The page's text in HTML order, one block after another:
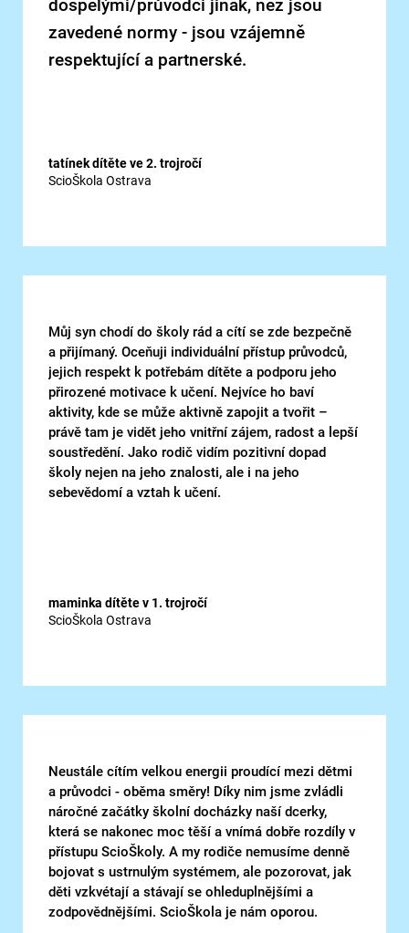
dospělými/průvodci jinak, než jsou
zavedené normy - jsou vzájemně
respektující a partnerské.
tatínek dítěte ve 2. trojročí
ScioŠkola Ostrava
Můj syn chodí do školy rád a cítí se zde bezpečně
a přijímaný. Oceňuji individuální přístup průvodců,
jejich respekt k potřebám dítěte a podporu jeho
přirozené motivace k učení. Nejvíce ho baví
aktivity, kde se může aktivně zapojit a tvořit –
právě tam je vidět jeho vnitřní zájem, radost a lepší
soustředění. Jako rodič vidím pozitivní dopad
školy nejen na jeho znalosti, ale i na jeho
sebevědomí a vztah k učení.
maminka dítěte v 1. trojročí
ScioŠkola Ostrava
Neustále cítím velkou energii proudící mezi dětmi
a průvodci - oběma směry! Díky nim jsme zvládli
náročné začátky školní docházky naší dcerky,
která se nakonec moc těší a vnímá dobře rozdíly v
přístupu ScioŠkoly. A my rodiče nemusíme denně
bojovat s ustrnulým systémem, ale pozorovat, jak
děti vzkvétají a stávají se ohleduplnějšími a
zodpovědnějšími. ScioŠkola je nám oporou.